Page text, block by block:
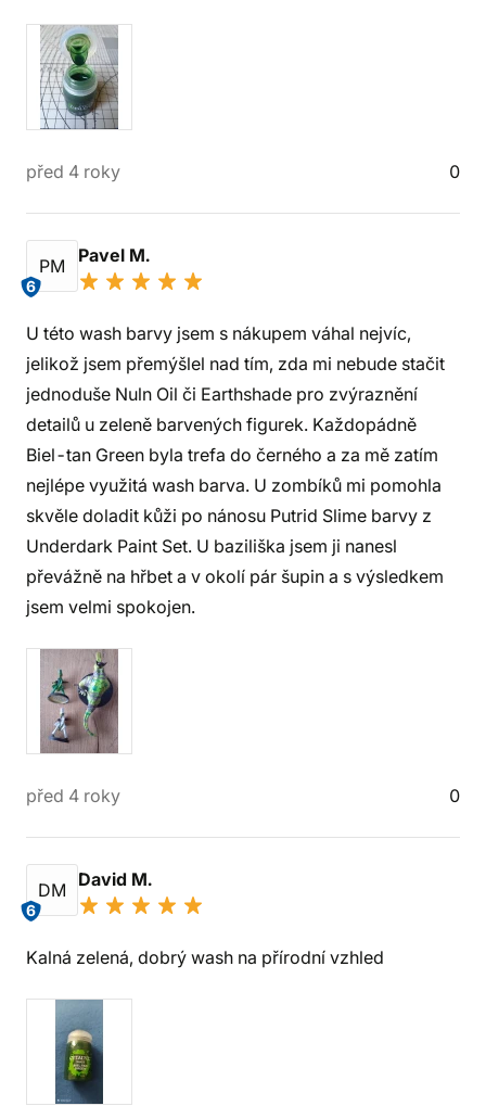
před 4 roky 0
PM
6
Pavel M.
U této wash barvy jsem s nákupem váhal nejvíc,
jelikož jsem přemýšlel nad tím, zda mi nebude stačit
jednoduše Nuln Oil či Earthshade pro zvýraznění
detailů u zeleně barvených figurek. Každopádně
Biel-tan Green byla trefa do černého a za mě zatím
nejlépe využitá wash barva. U zombíků mi pomohla
skvěle doladit kůži po nánosu Putrid Slime barvy z
Underdark Paint Set. U baziliška jsem ji nanesl
převážně na hřbet a v okolí pár šupin a s výsledkem
jsem velmi spokojen.
před 4 roky 0
DM
6
David M.
Kalná zelená, dobrý wash na přírodní vzhled